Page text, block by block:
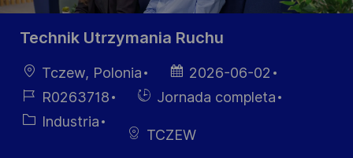
Technik Utrzymania Ruchu
Ubicación
Tczew, Polonia
Fecha de
publicación
2026-06-02
ID de
empleo
R0263718
HiringJornada completa
Categoría
Industria
TCZEW